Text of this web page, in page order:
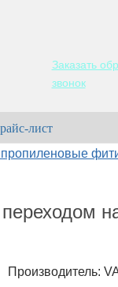
Заказать
звонок
лист
Производитель: